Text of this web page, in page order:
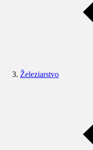
Železiarstvo